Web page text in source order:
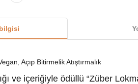
Açıp Bitirmelik Atıştırmalık
ve içeriğiyle ödüllü “Züber